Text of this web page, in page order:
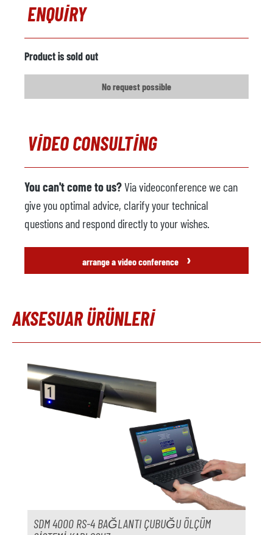
Metal yükleyici
Üretici firma
Model
Üretici firma
Model
Yıl
Çıkarıcı robot
mevcut
Kırpma presi
mevcut değil
Model
Yıl
Aksesuarlar
mevcut değil
ENQUIRY
Product is sold out
No request possible
VIDEO CONSULTING
You can't come to us?Via videoconference we can
give you optimal advice, clarify your technical
questions and respond directly to your wishes.
arrange a video conference ›
AKSESUAR ÜRÜNLERI
SDM 4000 RS-4 BAĞLANTI ÇUBUĞU ÖLÇÜM